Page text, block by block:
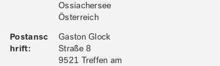
Ossiachersee
Österreich
Postansc
hrift:
Gaston Glock
Straße 8
9521 Treffen am